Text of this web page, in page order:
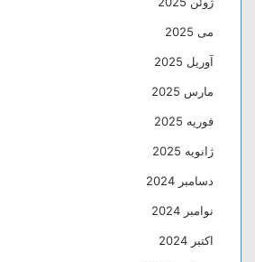
می 2025
آوریل 2025
مارس 2025
فوریه 2025
ژانویه 2025
دسامبر 2024
نوامبر 2024
اکتبر 2024